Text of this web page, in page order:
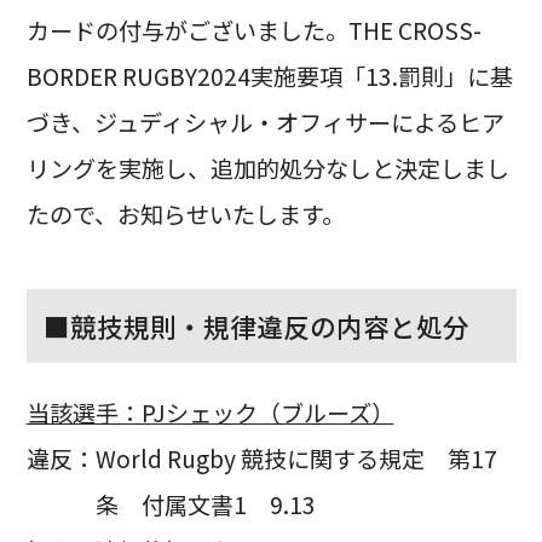
カードの付与がございました。THE CROSS-
BORDER RUGBY2024実施要項「13.罰則」に基
づき、ジュディシャル・オフィサーによるヒア
リングを実施し、追加的処分なしと決定しまし
たので、お知らせいたします。
■競技規則・規律違反の内容と処分
当該選手：PJシェック（ブルーズ）
違反：World Rugby 競技に関する規定 第17
条 付属文書1 9.13